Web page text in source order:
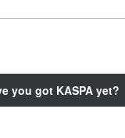
you got KASPA yet?